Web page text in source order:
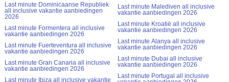
Last minute Dominicaanse Republiek
all inclusive vakantie aanbiedingen
2026
Last minute Formentera all inclusive
vakantie aanbiedingen 2026
Last minute Fuerteventura all inclusive
vakantie aanbiedingen 2026
Last minute Gran Canaria all inclusive
vakantie aanbiedingen 2026
Last minute Ibiza all inclusive vakantie
Last minute Malediven all inclusive
vakantie aanbiedingen 2026
Last minute Kroatië all inclusive
vakantie aanbiedingen 2026
Last minute Alanya all inclusive
vakantie aanbiedingen 2026
Last minute Dubai all inclusive
vakantie aanbiedingen 2026
Last minute Portugal all inclusive